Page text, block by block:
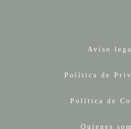
Aviso
Política de
Política de
Quienes